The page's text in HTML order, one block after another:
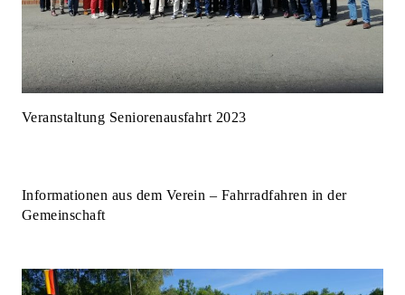
Veranstaltung Seniorenausfahrt 2023
Informationen aus dem Verein – Fahrradfahren in der
Gemeinschaft